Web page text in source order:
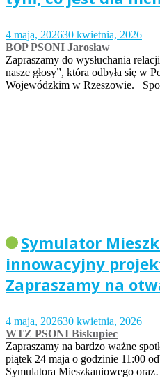
4 maja, 202630 kwietnia, 2026
BOP PSONI Jarosław
Zapraszamy do wysłuchania
nasze głosy”, która odbyła się w
Wojewódzkim w Rzeszowie.
Symulator
innowacyjny
Zapraszamy na
4 maja, 202630 kwietnia, 2026
WTZ PSONI Biskupiec
Zapraszamy na bardzo ważne
piątek 24 maja o godzinie 11:00
Symulatora Mieszkaniowego